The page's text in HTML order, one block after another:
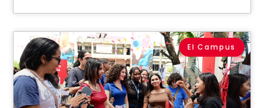
El Campus